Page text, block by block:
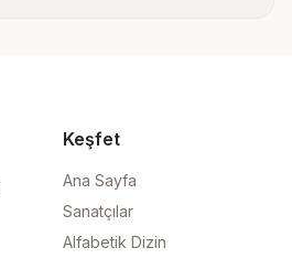
Keşfet
Ana Sayfa
Sanatçılar
Alfabetik Dizin